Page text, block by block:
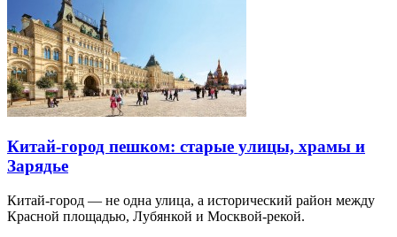
Китай-город пешком: старые улицы, храмы и
Зарядье
Китай-город — не одна улица, а исторический район между
Красной площадью, Лубянкой и Москвой-рекой.